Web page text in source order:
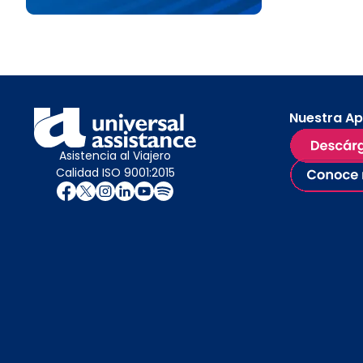
Asistencia al Viajero
Calidad ISO 9001:2015
Nuestra